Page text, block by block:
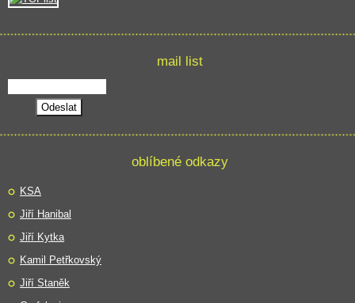
mail list
oblíbené odkazy
KSA
Jiří Hanibal
Jiří Kytka
Kamil Petřkovský
Jiří Staněk